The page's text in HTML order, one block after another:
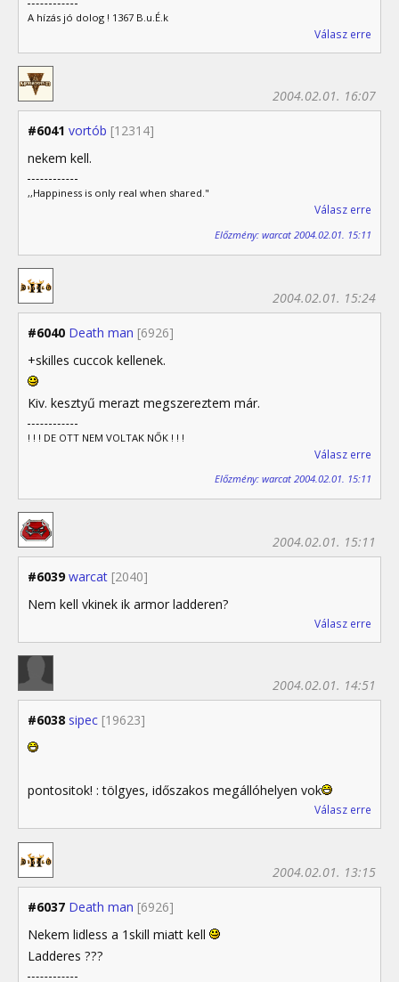
A hízás jó dolog ! 1367 B.u.É.k
Válasz erre
#6041 vortób [12314]
2004.02.01. 16:07
nekem kell.
,,Happiness is only real when shared."
Válasz erre
Előzmény: warcat 2004.02.01. 15:11
#6040 Death man [6926]
2004.02.01. 15:24
+skilles cuccok kellenek.
Kiv. kesztyű merazt megszereztem már.
! ! ! DE OTT NEM VOLTAK NŐK ! ! !
Válasz erre
Előzmény: warcat 2004.02.01. 15:11
#6039 warcat [2040]
2004.02.01. 15:11
Nem kell vkinek ik armor ladderen?
Válasz erre
#6038 sipec [19623]
2004.02.01. 14:51
pontositok! : tölgyes, időszakos megállóhelyen vok
Válasz erre
#6037 Death man [6926]
2004.02.01. 13:15
Nekem lidless a 1skill miatt kell
Ladderes ???